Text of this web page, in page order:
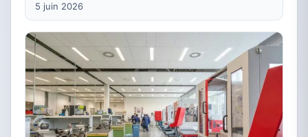
5 juin 2026